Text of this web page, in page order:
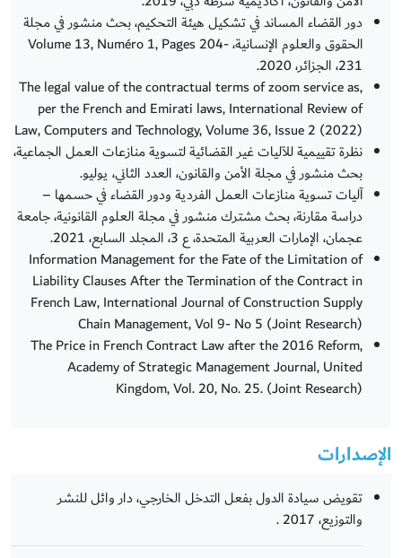
دور القضاء المساند في تشكيل هيئة التحكيم، بحث منشور في مجلة
الحقوق والعلوم الإنسانية، Volume 13, Numéro 1, Pages 204-
231، الجزائر، 2020.
,The legal value of the contractual terms of zoom service as
per the French and Emirati laws, International Review of
Law, Computers and Technology, Volume 36, Issue 2 (2022)
نظرة تقييمية للآليات غير القضائية لتسوية منازعات العمل الجماعية،
بحث منشور في مجلة الأمن والقانون، العدد الثاني، يوليو.
آليات تسوية منازعات العمل الفردية ودور القضاء في حسمها –
دراسة مقارنة، بحث مشترك منشور في مجلة العلوم القانونية، جامعة
عجمان، الإمارات العربية المتحدة، ع 3، المجلد السابع، 2021.
Information Management for the Fate of the Limitation of
Liability Clauses After the Termination of the Contract in
French Law, International Journal of Construction Supply
Chain Management, Vol 9- No 5 (Joint Research)
The Price in French Contract Law after the 2016 Reform,
Academy of Strategic Management Journal, United
Kingdom, Vol. 20, No. 25. (Joint Research)
الإصدارات
تقويض سيادة الدول بفعل التدخل الخارجي، دار وائل للنشر
والتوزيع، 2017 .